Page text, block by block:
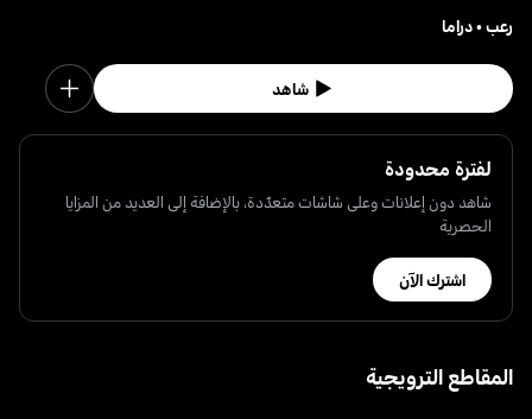
رعب•دراما
شاهد
لفترة محدودة
شاهد دون إعلانات وعلى شاشات متعدّدة، بالإضافة إلى العديد من المزايا
الحصرية
اشترك الآن
المقاطع الترويجية